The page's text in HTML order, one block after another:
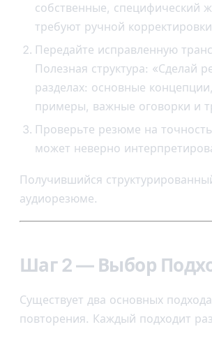
собственные, специфический
требуют ручной
Передайте исправленную
Полезная структура: «Сделай
разделах: основные
примеры, важные оговорки и
Проверьте резюме на
может неверно
Получившийся
аудиорезюме.
Шаг 2 — Выбор
Существует два основных
повторения. Каждый подходит